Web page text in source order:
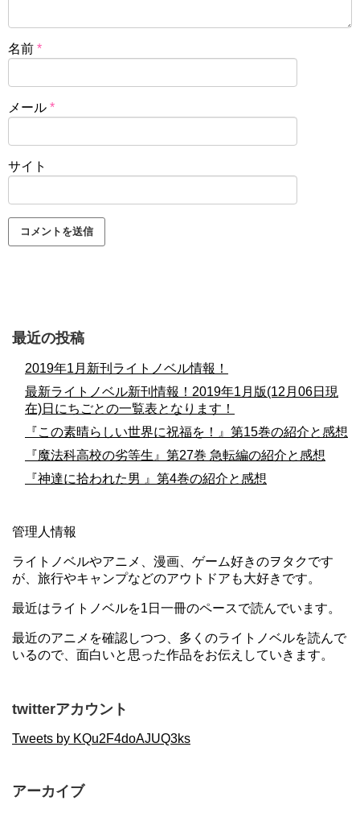
名前 *
メール *
サイト
最近の投稿
2019年1月新刊ライトノベル情報！
最新ライトノベル新刊情報！2019年1月版(12月06日現
在)日にちごとの一覧表となります！
『この素晴らしい世界に祝福を！』第15巻の紹介と感想
『魔法科高校の劣等生』第27巻 急転編の紹介と感想
『神達に拾われた男 』第4巻の紹介と感想
管理人情報
ライトノベルやアニメ、漫画、ゲーム好きのヲタクです
が、旅行やキャンプなどのアウトドアも大好きです。
最近はライトノベルを1日一冊のペースで読んでいます。
最近のアニメを確認しつつ、多くのライトノベルを読んで
いるので、面白いと思った作品をお伝えしていきます。
twitterアカウント
Tweets by KQu2F4doAJUQ3ks
アーカイブ